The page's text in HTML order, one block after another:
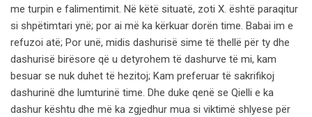
me turpin e falimentimit. Në këtë situatë, zoti X. është paraqitur
si shpëtimtari ynë; por ai më ka kërkuar dorën time. Babai im e
refuzoi atë; Por unë, midis dashurisë sime të thellë për ty dhe
dashurisë birësore që u detyrohem të dashurve të mi, kam
besuar se nuk duhet të hezitoj; Kam preferuar të sakrifikoj
dashurinë dhe lumturinë time. Dhe duke qenë se Qielli e ka
dashur kështu dhe më ka zgjedhur mua si viktimë shlyese për